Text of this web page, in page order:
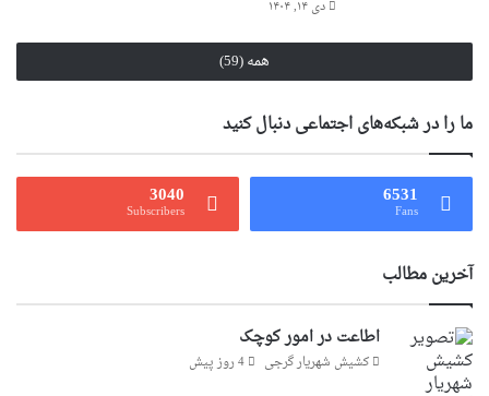
دی ۱۴, ۱۴۰۴
همه (59)
ما را در شبکه‌های اجتماعی دنبال کنید
6531
Fans
3040
Subscribers
آخرین مطالب
اطاعت در امور کوچک
کشیش شهریار گرجى 4 روز پیش